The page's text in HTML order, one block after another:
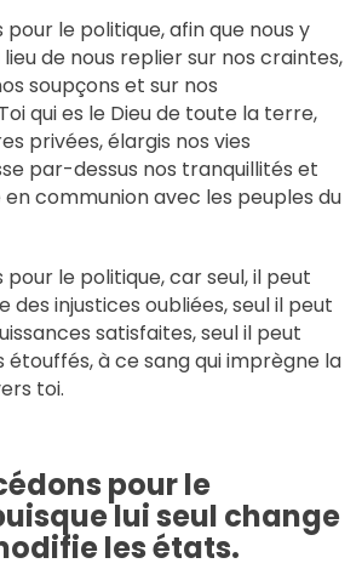
le politique, afin que nous y
de nous replier sur nos craintes,
soupçons et sur nos
qui es le Dieu de toute la terre,
privées, élargis nos vies
par-dessus nos tranquillités et
communion avec les peuples du
le politique, car seul, il peut
des injustices oubliées, seul il peut
satisfaites, seul il peut
étouffés, à ce sang qui imprègne la
toi.
pour le
lui seul change
les états.